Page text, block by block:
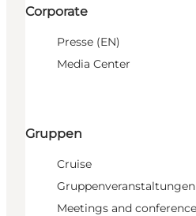
Corporate
Presse (EN)
Media Center
Gruppen
Cruise
Gruppenveranstaltungen
Meetings and